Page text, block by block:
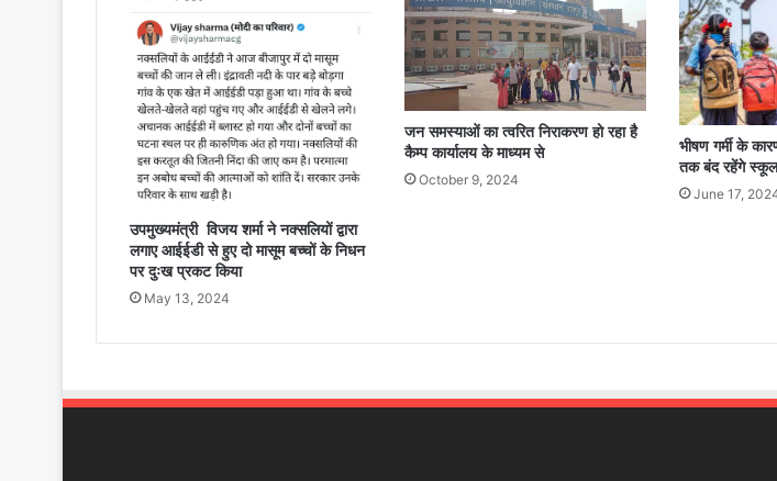
उपमुख्यमंत्री विजय शर्मा ने नक्सलियों द्वारा
लगाए आईईडी से हुए दो मासूम बच्चों के निधन
पर दुःख प्रकट किया
May 13, 2024
जन समस्याओं का त्वरित निराकरण हो रहा है
कैम्प कार्यालय के माध्यम से
October 9, 2024
भीषण गर्मी के
तक बंद रहेंगे स्कूल
June 17,